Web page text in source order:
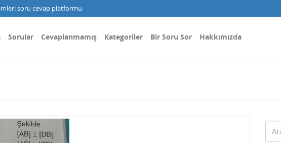
soru cevap platformu
Sorular Cevaplanmamış Kategoriler Bir Soru Sor Hakkımızda